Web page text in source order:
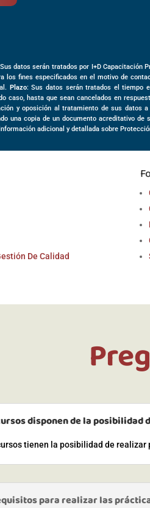
datos serán tratados por I+D Capacitación
los fines especificados en el motivo de
Plazo: Sus datos serán tratados el tiempo
caso, hasta que sean cancelados en
y oposición al tratamiento de sus datos
una copia de un documento acreditativo de
adicional y detallada sobre
De Calidad
disponen de la
tienen la posibilidad de
para realizar las